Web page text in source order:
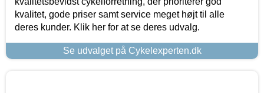
kvalitet, gode priser samt service meget højt til alle
deres kunder. Klik her for at se deres udvalg.
Se udvalget på Cykelexperten.dk